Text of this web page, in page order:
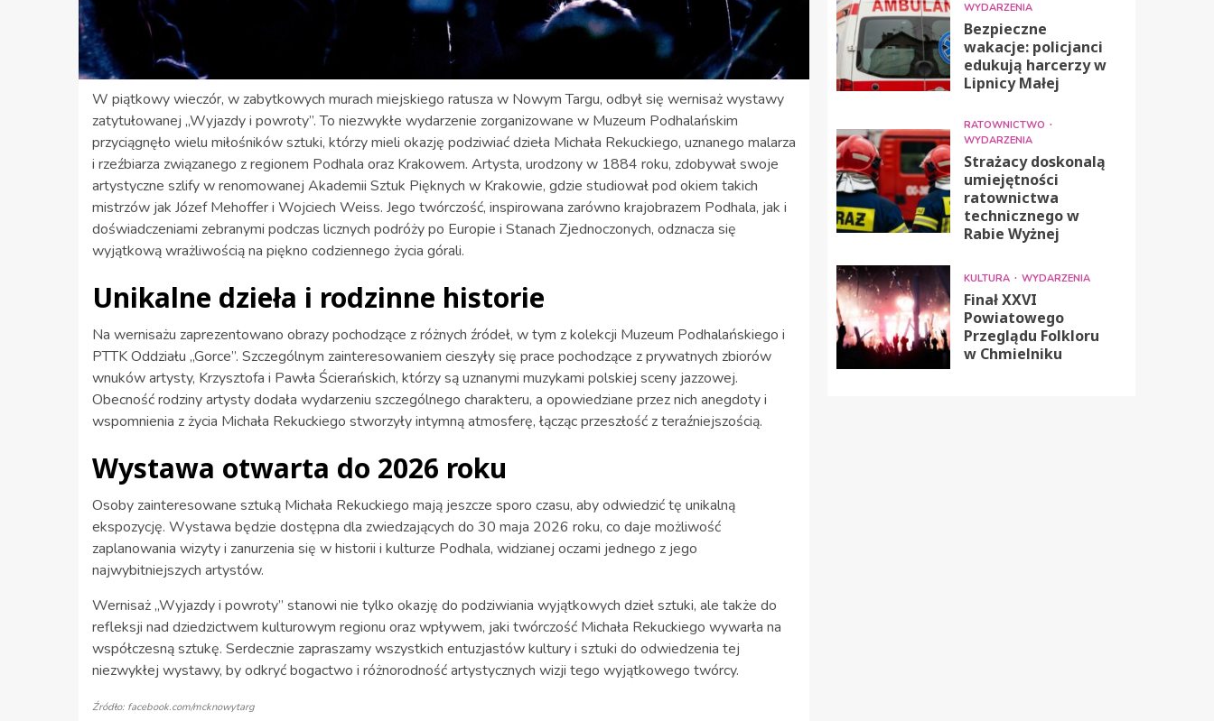
W piątkowy wieczór, w zabytkowych murach miejskiego ratusza w Nowym Targu, odbył się wernisaż wystawy
zatytułowanej „Wyjazdy i powroty”. To niezwykłe wydarzenie zorganizowane w Muzeum Podhalańskim
przyciągnęło wielu miłośników sztuki, którzy mieli okazję podziwiać dzieła Michała Rekuckiego, uznanego malarza
i rzeźbiarza związanego z regionem Podhala oraz Krakowem. Artysta, urodzony w 1884 roku, zdobywał swoje
artystyczne szlify w renomowanej Akademii Sztuk Pięknych w Krakowie, gdzie studiował pod okiem takich
mistrzów jak Józef Mehoffer i Wojciech Weiss. Jego twórczość, inspirowana zarówno krajobrazem Podhala, jak i
doświadczeniami zebranymi podczas licznych podróży po Europie i Stanach Zjednoczonych, odznacza się
wyjątkową wrażliwością na piękno codziennego życia górali.
Unikalne dzieła i rodzinne historie
Na wernisażu zaprezentowano obrazy pochodzące z różnych źródeł, w tym z kolekcji Muzeum Podhalańskiego i
PTTK Oddziału „Gorce”. Szczególnym zainteresowaniem cieszyły się prace pochodzące z prywatnych zbiorów
wnuków artysty, Krzysztofa i Pawła Ścierańskich, którzy są uznanymi muzykami polskiej sceny jazzowej.
Obecność rodziny artysty dodała wydarzeniu szczególnego charakteru, a opowiedziane przez nich anegdoty i
wspomnienia z życia Michała Rekuckiego stworzyły intymną atmosferę, łącząc przeszłość z teraźniejszością.
Wystawa otwarta do 2026 roku
Osoby zainteresowane sztuką Michała Rekuckiego mają jeszcze sporo czasu, aby odwiedzić tę unikalną
ekspozycję. Wystawa będzie dostępna dla zwiedzających do 30 maja 2026 roku, co daje możliwość
zaplanowania wizyty i zanurzenia się w historii i kulturze Podhala, widzianej oczami jednego z jego
najwybitniejszych artystów.
Wernisaż „Wyjazdy i powroty” stanowi nie tylko okazję do podziwiania wyjątkowych dzieł sztuki, ale także do
refleksji nad dziedzictwem kulturowym regionu oraz wpływem, jaki twórczość Michała Rekuckiego wywarła na
współczesną sztukę. Serdecznie zapraszamy wszystkich entuzjastów kultury i sztuki do odwiedzenia tej
niezwykłej wystawy, by odkryć bogactwo i różnorodność artystycznych wizji tego wyjątkowego twórcy.
Źródło: facebook.com/mcknowytarg
WYDARZENIA
Bezpieczne
wakacje: policjanci
edukują harcerzy w
Lipnicy Małej
RATOWNICTWO
WYDARZENIA
Strażacy doskonalą
umiejętności
ratownictwa
technicznego w
Rabie Wyżnej
KULTURA WYDARZENIA
Finał XXVI
Powiatowego
Przeglądu Folkloru
w Chmielniku